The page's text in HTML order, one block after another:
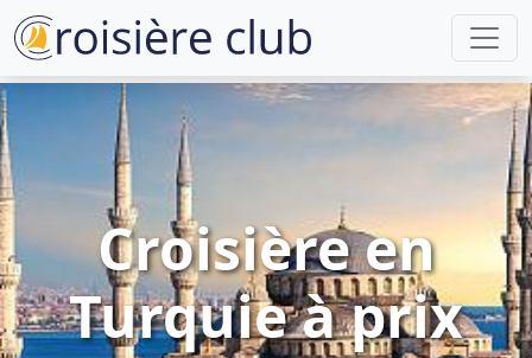
Croisière en
Turquie à prix